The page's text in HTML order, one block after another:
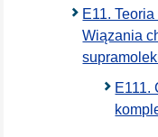
E11.
Wiązania
E111.